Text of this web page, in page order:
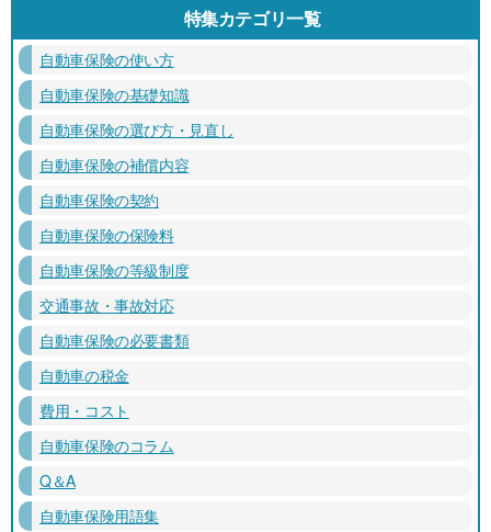
特集カテゴリ一覧
自動車保険の使い方
自動車保険の基礎知識
自動車保険の選び方・見直し
自動車保険の補償内容
自動車保険の契約
自動車保険の保険料
自動車保険の等級制度
交通事故・事故対応
自動車保険の必要書類
自動車の税金
費用・コスト
自動車保険のコラム
Q＆A
自動車保険用語集